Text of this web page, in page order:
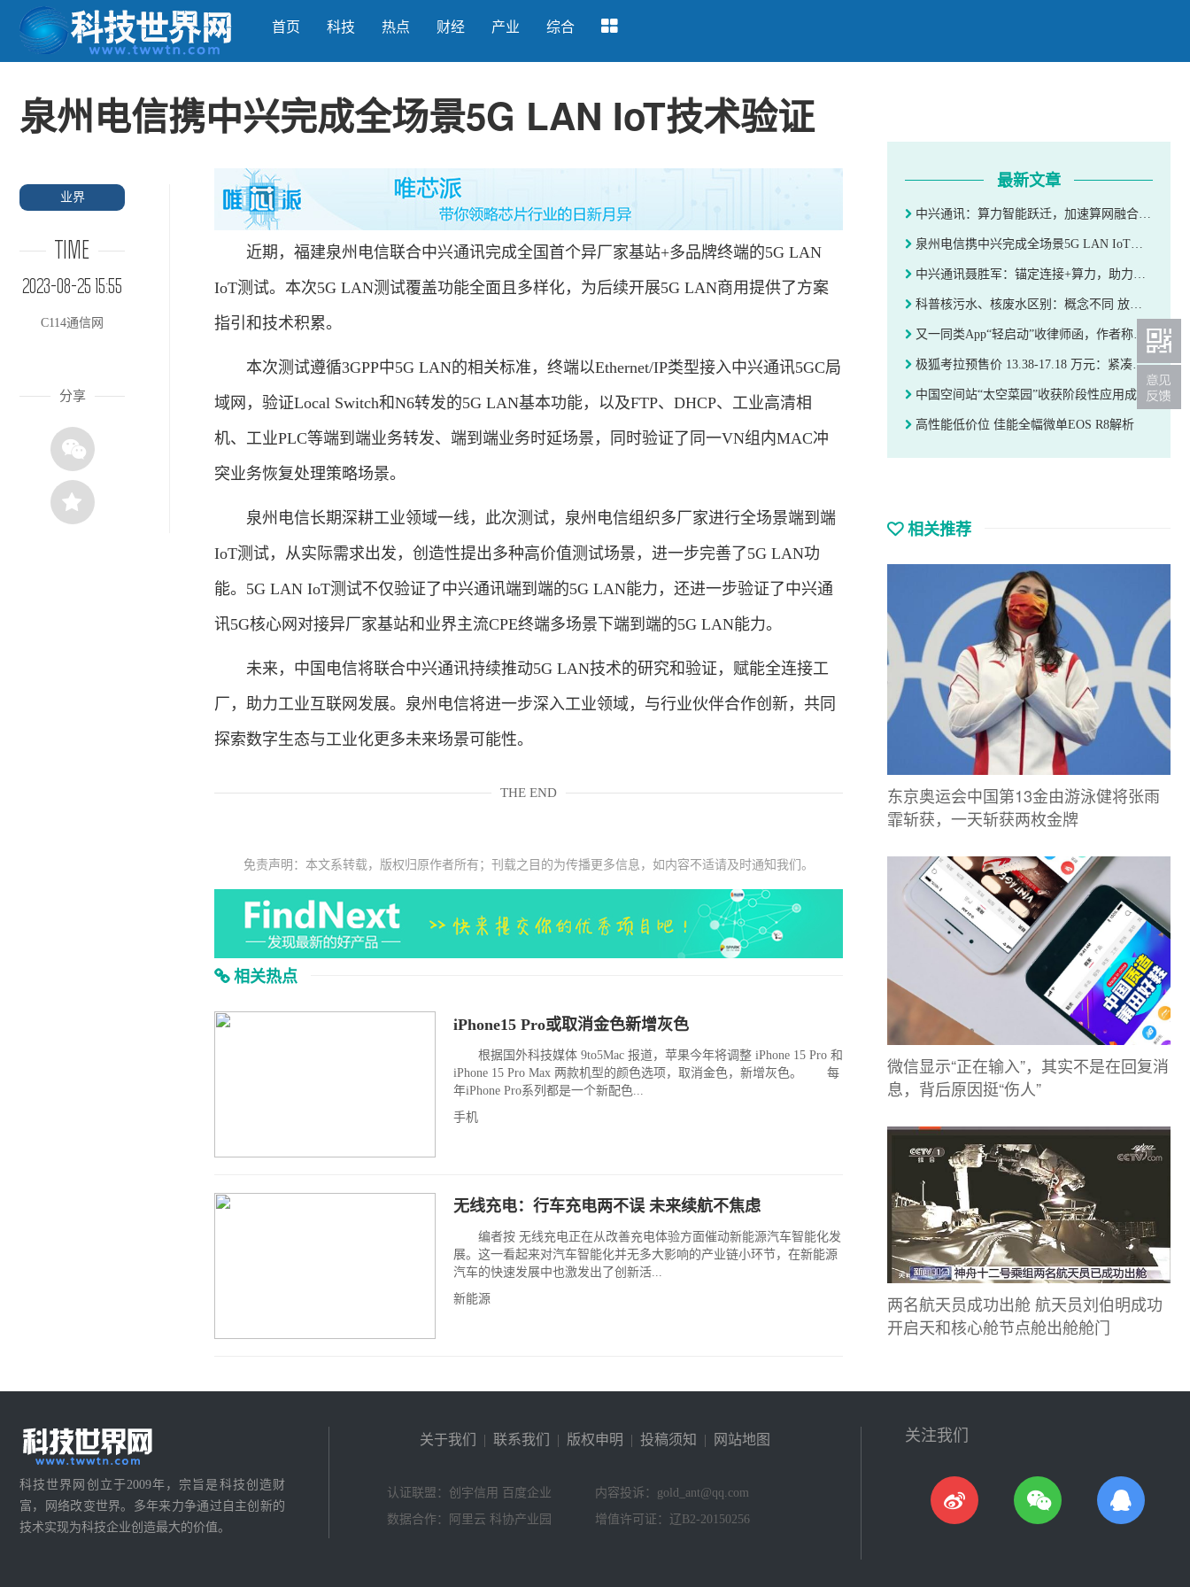
首页 科技 热点 财经 产业 综合
泉州电信携中兴完成全场景5G LAN IoT技术验证
业界
TIME
2023-08-25 15:55
C114通信网
分享
近期，福建泉州电信联合中兴通讯完成全国首个异厂家基站+多品牌终端的5G LAN
IoT测试。本次5G LAN测试覆盖功能全面且多样化，为后续开展5G LAN商用提供了方案
指引和技术积累。
本次测试遵循3GPP中5G LAN的相关标准，终端以Ethernet/IP类型接入中兴通讯5GC局
域网，验证Local Switch和N6转发的5G LAN基本功能，以及FTP、DHCP、工业高清相
机、工业PLC等端到端业务转发、端到端业务时延场景，同时验证了同一VN组内MAC冲
突业务恢复处理策略场景。
泉州电信长期深耕工业领域一线，此次测试，泉州电信组织多厂家进行全场景端到端
IoT测试，从实际需求出发，创造性提出多种高价值测试场景，进一步完善了5G LAN功
能。5G LAN IoT测试不仅验证了中兴通讯端到端的5G LAN能力，还进一步验证了中兴通
讯5G核心网对接异厂家基站和业界主流CPE终端多场景下端到端的5G LAN能力。
未来，中国电信将联合中兴通讯持续推动5G LAN技术的研究和验证，赋能全连接工
厂，助力工业互联网发展。泉州电信将进一步深入工业领域，与行业伙伴合作创新，共同
探索数字生态与工业化更多未来场景可能性。
THE END
免责声明：本文系转载，版权归原作者所有；刊载之目的为传播更多信息，如内容不适请及时通知我们。
相关热点
iPhone15 Pro或取消金色新增灰色
根据国外科技媒体 9to5Mac 报道，苹果今年将调整 iPhone 15 Pro 和
iPhone 15 Pro Max 两款机型的颜色选项，取消金色，新增灰色。 每
年iPhone Pro系列都是一个新配色...
手机
无线充电：行车充电两不误 未来续航不焦虑
编者按 无线充电正在从改善充电体验方面催动新能源汽车智能化发
展。这一看起来对汽车智能化并无多大影响的产业链小环节，在新能源
汽车的快速发展中也激发出了创新活...
新能源
最新文章
中兴通讯：算力智能跃迁，加速算网融合新征程
泉州电信携中兴完成全场景5G LAN IoT技术验证
中兴通讯聂胜军：锚定连接+算力，助力东数西算工程落地
科普核污水、核废水区别：概念不同 放射性差太多
又一同类App“轻启动”收律师函，作者称不停更但移除自动跳过
极狐考拉预售价 13.38-17.18 万元：紧凑型纯电 MPV，续航 500km
中国空间站“太空菜园”收获阶段性应用成果
高性能低价位 佳能全幅微单EOS R8解析
相关推荐
东京奥运会中国第13金由游泳健将张雨
霏斩获，一天斩获两枚金牌
微信显示“正在输入”，其实不是在回复消
息，背后原因挺“伤人”
两名航天员成功出舱 航天员刘伯明成功
开启天和核心舱节点舱出舱舱门
科技世界网创立于2009年，宗旨是科技创造财
富，网络改变世界。多年来力争通过自主创新的
技术实现为科技企业创造最大的价值。
关于我们 | 联系我们 | 版权申明 | 投稿须知 | 网站地图
认证联盟：创宇信用 百度企业
内容投诉：gold_ant@qq.com
数据合作：阿里云 科协产业园
增值许可证：辽B2-20150256
关注我们